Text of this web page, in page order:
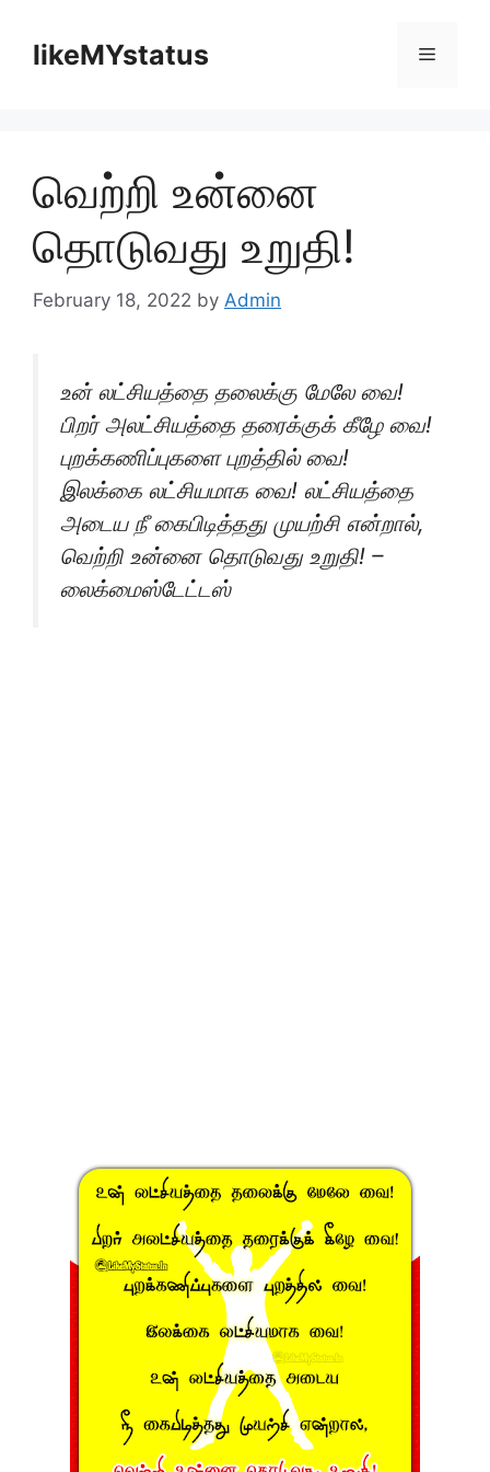
contentlikeMYstatus Menu
வெற்றி உன்னை
தொடுவது உறுதி!
February 18, 2022 by Admin
உன் லட்சியத்தை தலைக்கு மேலே வை!
பிறர் அலட்சியத்தை தரைக்குக் கீழே வை!
புறக்கணிப்புகளை புறத்தில் வை!
இலக்கை லட்சியமாக வை! லட்சியத்தை
அடைய நீ கைபிடித்தது முயற்சி என்றால்,
வெற்றி உன்னை தொடுவது உறுதி! –
லைக்மைஸ்டேட்டஸ்